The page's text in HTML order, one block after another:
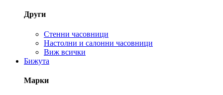
Други
Стенни часовници
Настолни и салонни часовници
Виж всички
Бижута
Марки